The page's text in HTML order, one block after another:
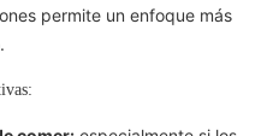
permite un enfoque más